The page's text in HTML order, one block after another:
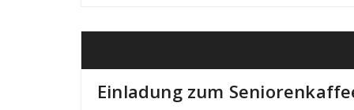
Einladung zum